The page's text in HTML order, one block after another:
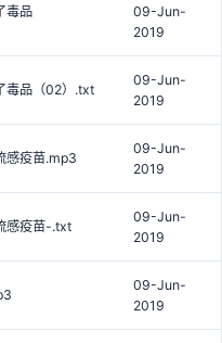
毒品
09-Jun-
2019
毒品（02）.txt
09-Jun-
2019
感疫苗.mp3
09-Jun-
2019
感疫苗-.txt
09-Jun-
2019
09-Jun-
2019